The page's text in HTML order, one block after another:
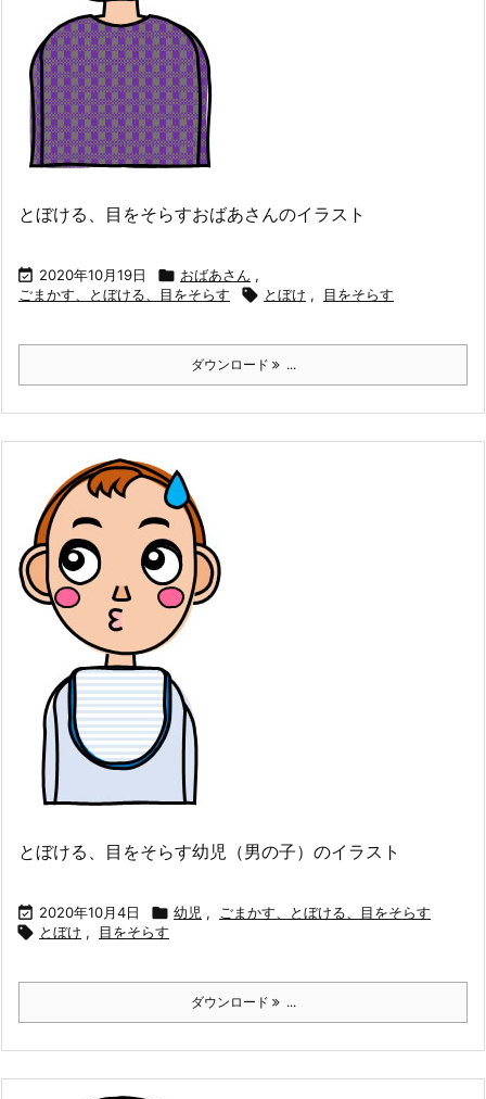
とぼける、目をそらすおばあさんのイラスト
 2020年10月19日  おばあさん ,
ごまかす、とぼける、目をそらす
 とぼけ , 目をそらす
ダウンロード ...
とぼける、目をそらす幼児（男の子）のイラスト
 2020年10月4日  幼児 , ごまかす、とぼける、目をそらす
 とぼけ , 目をそらす
ダウンロード ...